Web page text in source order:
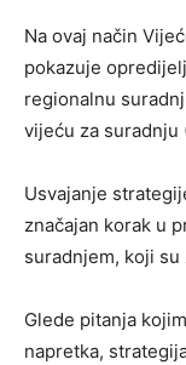
Na ovaj način
pokazuje
regionalnu
vijeću za suradnju
Usvajanje
značajan korak u
suradnjem, koji
Glede pitanja
napretka,